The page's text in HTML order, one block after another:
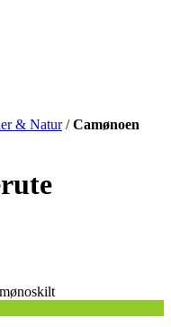
& Natur/Camønoen